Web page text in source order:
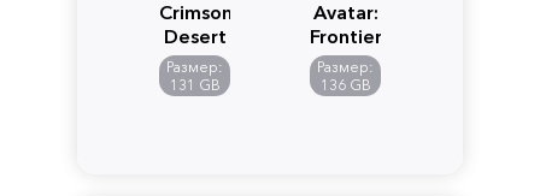
Crimson
Desert
Размер:
131 GB
Avatar:
Frontiers
of
Pandora
Размер:
136 GB